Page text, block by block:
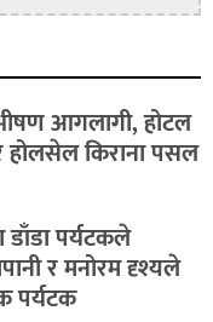
आगलागी, होटल
होलसेल किराना पसल
डाँडा पर्यटकले
र मनोरम दृश्यले
पर्यटक